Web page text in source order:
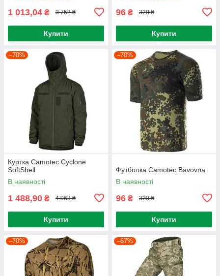
1 013,04 ₴ 3 752 ₴
Купити
96 ₴ 320 ₴
Купити
–70%
Куртка Camotec Cyclone
SoftShell
В наявності
1 488,90 ₴ 4 963 ₴
Купити
–70%
Футболка Camotec Bavovna
В наявності
96 ₴ 320 ₴
Купити
–70% –67%